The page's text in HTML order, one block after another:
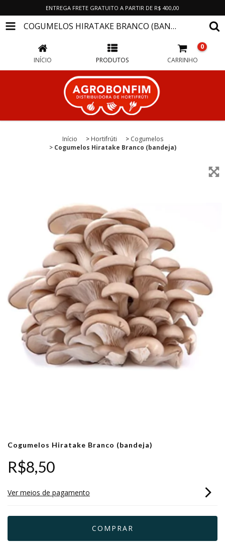
ENTREGA FRETE GRATUITO A PARTIR DE R$ 400,00
COGUMELOS HIRATAKE BRANCO (BANDEJA)
INÍCIO PRODUTOS CARRINHO
0
Início > Hortifrúti > Cogumelos
> Cogumelos Hiratake Branco (bandeja)
Cogumelos Hiratake Branco (bandeja)
R$8,50
Ver meios de pagamento